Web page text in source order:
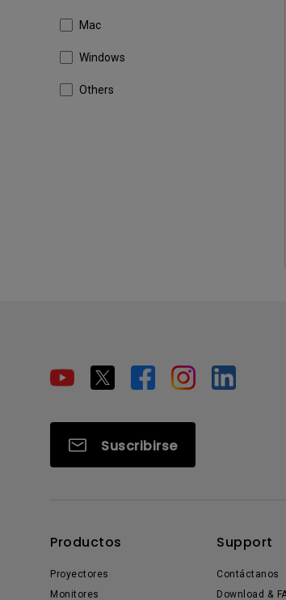
Mac
Windows
Others
Suscribirse
Productos
Proyectores
Monitores
Support
Contáctanos
Download &